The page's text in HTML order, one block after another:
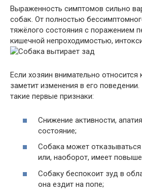
Выраженность симптомов сильно
собак. От полностью
тяжёлого состояния с поражением
кишечной непроходимостью,
Если хозяин внимательно относится
заметит изменения в его
такие первые признаки:
Снижение активности,
состояние;
Собака может
или, наоборот, имеет
Собаку беспокоит зуд в
она ездит на попе;